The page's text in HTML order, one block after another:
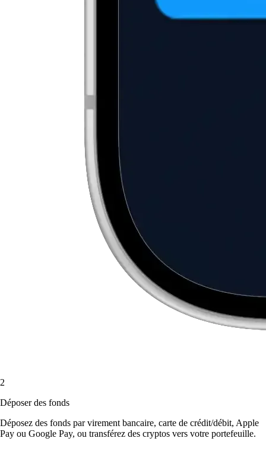
2
Déposer des fonds
Déposez des fonds par virement bancaire, carte de crédit/débit, Apple
Pay ou Google Pay, ou transférez des cryptos vers votre portefeuille.